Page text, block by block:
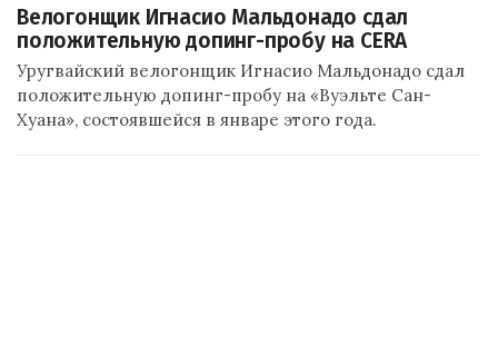
Велогонщик Игнасио Мальдонадо сдал
положительную допинг-пробу на CERA
Уругвайский велогонщик Игнасио Мальдонадо сдал
положительную допинг-пробу на «Вуэльте Сан-
Хуана», состоявшейся в январе этого года.